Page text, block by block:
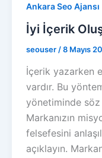
Ankara Seo Ajansı
İyi İçerik
seouser /8 Mayıs
İçerik yazarken
vardır. Bu
yönetiminde
Markanızın
felsefesini
açıklayın.